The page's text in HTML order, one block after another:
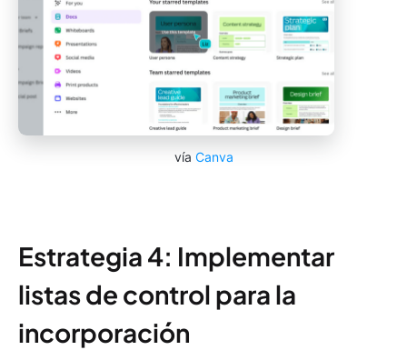
vía Canva
Estrategia 4: Implementar
listas de control para la
incorporación